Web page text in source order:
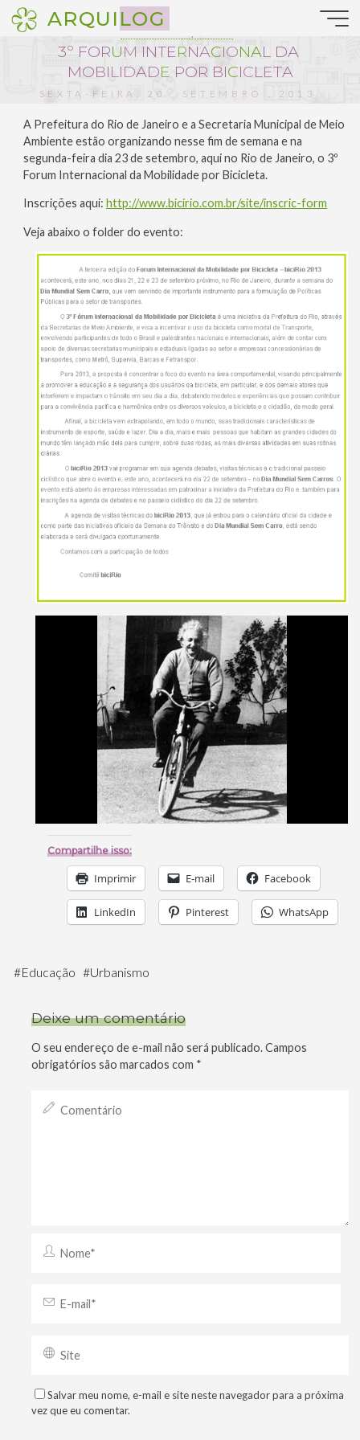
Pular
para
ARQUILOG
Notícias da Arquitetura
3º FORUM INTERNACIONAL DA
MOBILIDADE POR BICICLETA
SEXTA-FEIRA, 20 . SETEMBRO . 2013
A Prefeitura do Rio de Janeiro e a Secretaria Municipal de Meio
Ambiente estão organizando nesse fim de semana e na
segunda-feira dia 23 de setembro, aqui no Rio de Janeiro, o 3º
Forum Internacional da Mobilidade por Bicicleta.
Inscrições aqui:http://www.bicirio.com.br/site/inscric-form
Veja abaixo o folder do evento:
Compartilhe isso:
Imprimir E-mail Facebook
LinkedIn Pinterest WhatsApp
#Educação #Urbanismo
Deixe um comentário
O seu endereço de e-mail não será publicado.Campos
obrigatórios são marcados com *
Salvar meu nome, e-mail e site neste navegador para a próxima
vez que eu comentar.